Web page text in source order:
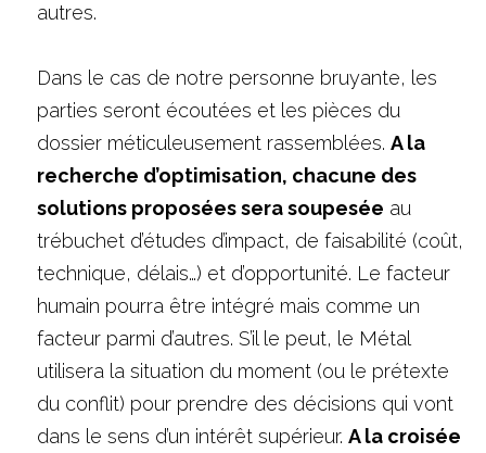
autres.
Dans le cas de notre personne bruyante, les
parties seront écoutées et les pièces du
dossier méticuleusement rassemblées. A la
recherche d’optimisation, chacune des
solutions proposées sera soupesée au
trébuchet d’études d’impact, de faisabilité (coût,
technique, délais…) et d’opportunité. Le facteur
humain pourra être intégré mais comme un
facteur parmi d’autres. S’il le peut, le Métal
utilisera la situation du moment (ou le prétexte
du conflit) pour prendre des décisions qui vont
dans le sens d’un intérêt supérieur. A la croisée